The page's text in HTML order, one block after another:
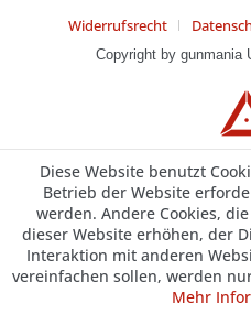
Widerrufsrecht
Copyright by gunmania
Diese Website benutzt
Betrieb der Website
werden. Andere Cookies,
dieser Website erhöhen, der
Interaktion mit anderen
vereinfachen sollen, werden
Mehr